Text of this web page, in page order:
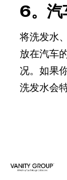
6。汽
将洗发水
放在汽车
况。如果
洗发水会